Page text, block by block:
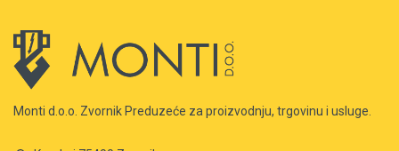
Monti d.o.o. Zvornik Preduzeće za proizvodnju, trgovinu i usluge.